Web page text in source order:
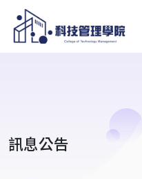
訊息公告